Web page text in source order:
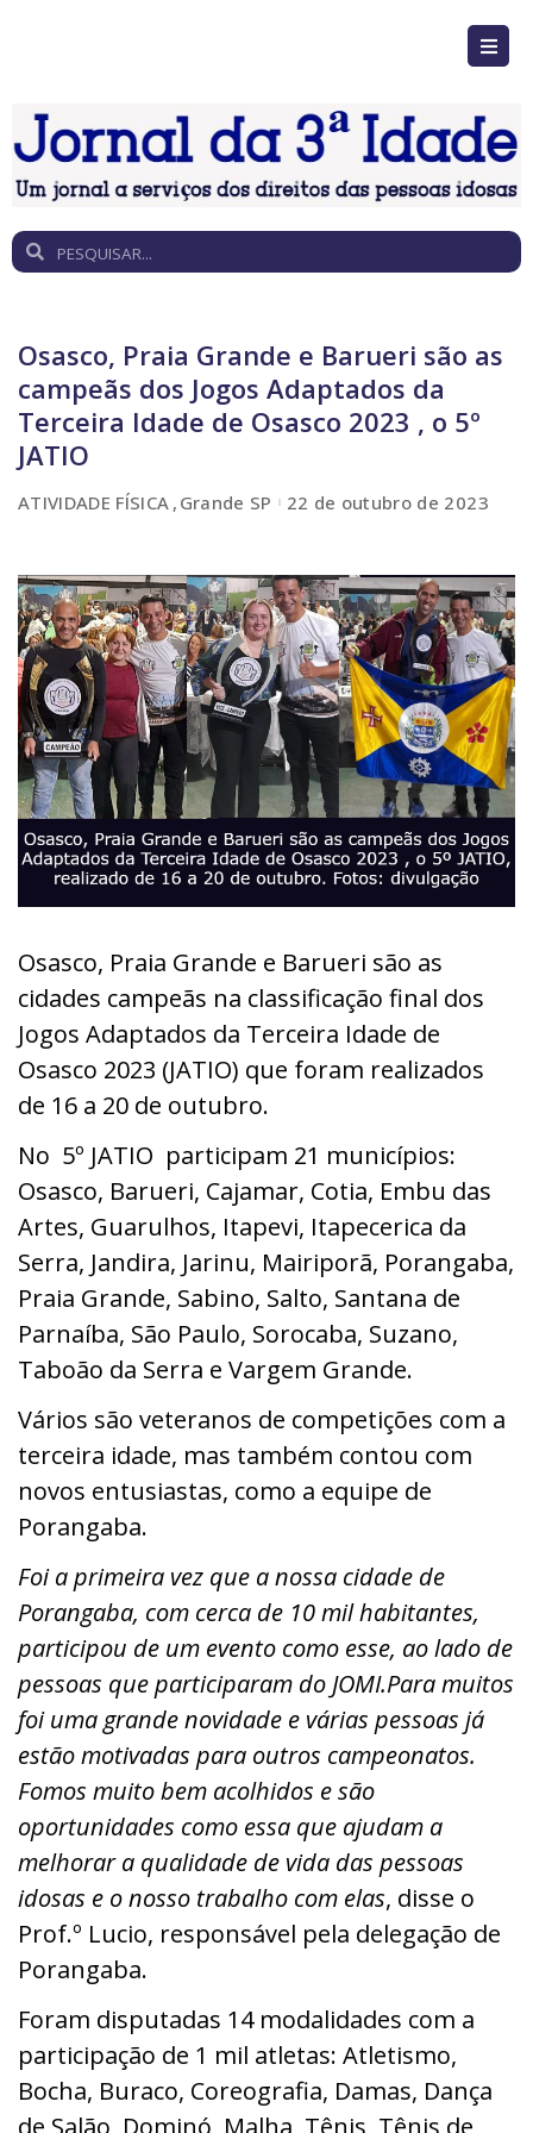
Osasco, Praia Grande e Barueri são as
campeãs dos Jogos Adaptados da
Terceira Idade de Osasco 2023 , o 5º
JATIO
ATIVIDADE FÍSICA Grande SP 22 de outubro de 2023
Osasco, Praia Grande e Barueri são as
cidades campeãs na classificação final dos
Jogos Adaptados da Terceira Idade de
Osasco 2023 (JATIO) que foram realizados
de 16 a 20 de outubro.
No 5º JATIO participam 21 municípios:
Osasco, Barueri, Cajamar, Cotia, Embu das
Artes, Guarulhos, Itapevi, Itapecerica da
Serra, Jandira, Jarinu, Mairiporã, Porangaba,
Praia Grande, Sabino, Salto, Santana de
Parnaíba, São Paulo, Sorocaba, Suzano,
Taboão da Serra e Vargem Grande.
Vários são veteranos de competições com a
terceira idade, mas também contou com
novos entusiastas, como a equipe de
Porangaba.
Foi a primeira vez que a nossa cidade de
Porangaba, com cerca de 10 mil habitantes,
participou de um evento como esse, ao lado de
pessoas que participaram do JOMI.Para muitos
foi uma grande novidade e várias pessoas já
estão motivadas para outros campeonatos.
Fomos muito bem acolhidos e são
oportunidades como essa que ajudam a
melhorar a qualidade de vida das pessoas
idosas e o nosso trabalho com elas, disse o
Prof.º Lucio, responsável pela delegação de
Porangaba.
Foram disputadas 14 modalidades com a
participação de 1 mil atletas: Atletismo,
Bocha, Buraco, Coreografia, Damas, Dança
de Salão, Dominó, Malha, Tênis, Tênis de